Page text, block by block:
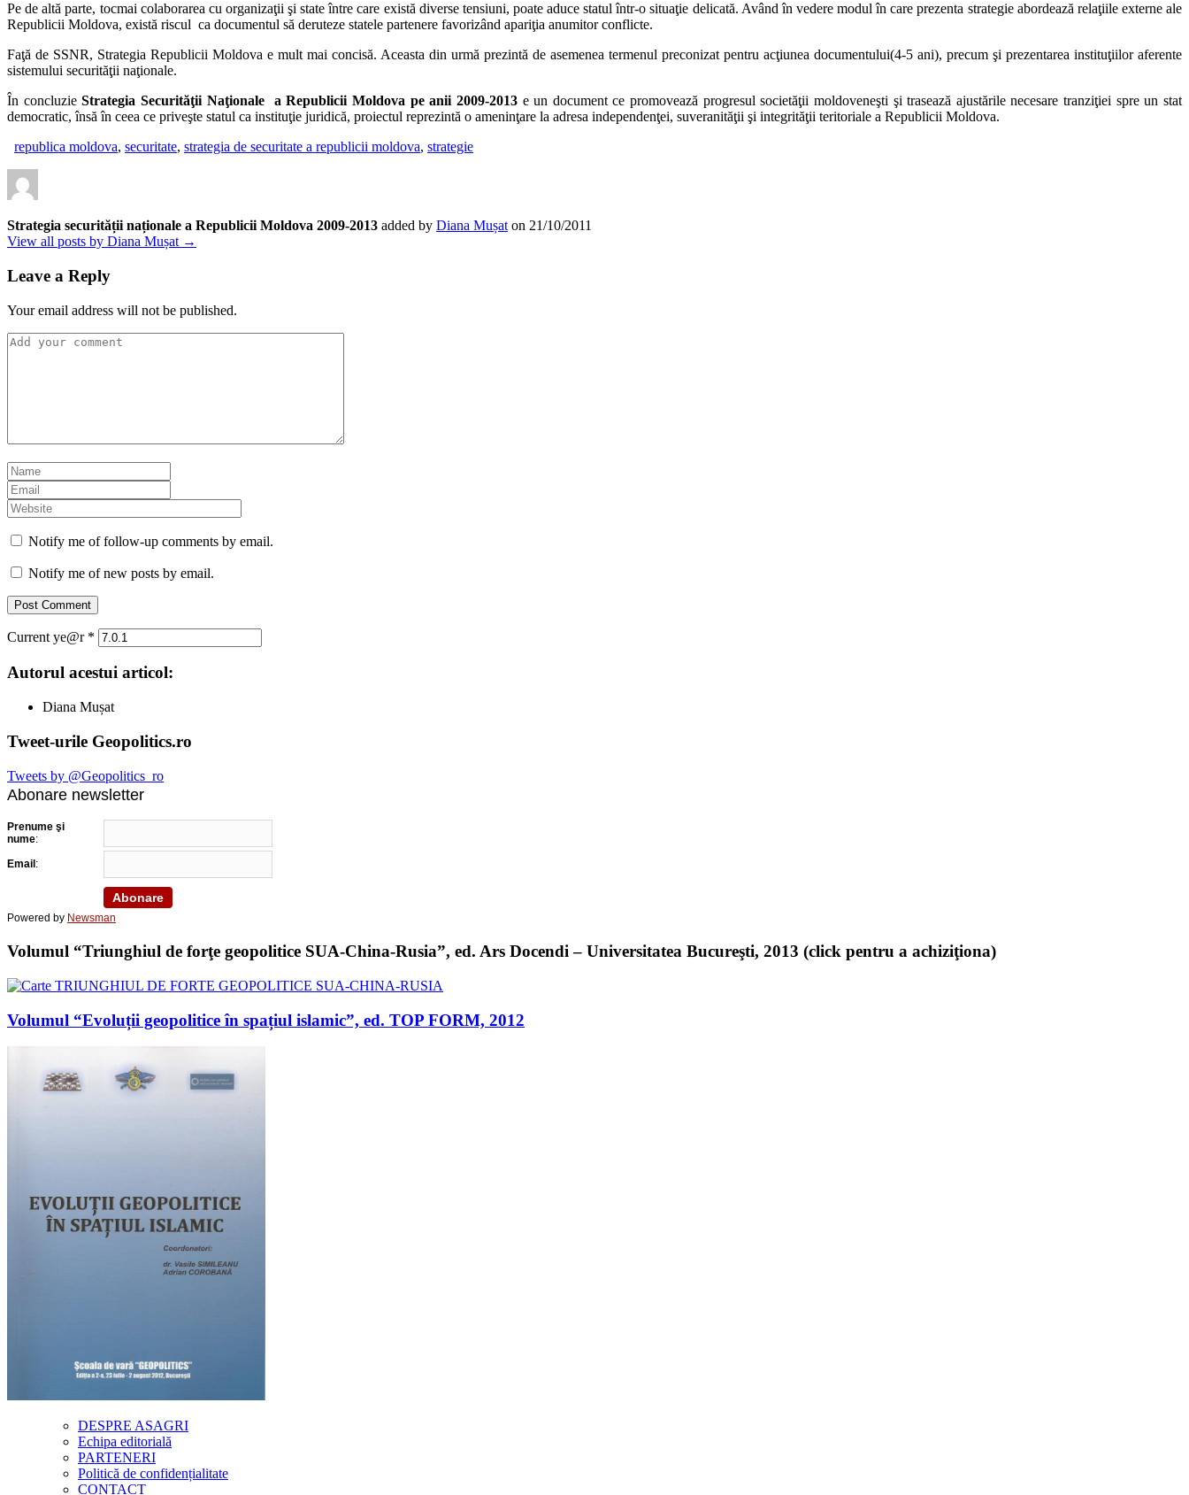
Pe de altă parte, tocmai colaborarea cu organizaţii şi state între care există diverse tensiuni, poate aduce statul într-o situaţie delicată. Având în vedere modul în care prezenta strategie abordează relaţiile externe ale
Republicii Moldova, există riscul ca documentul să deruteze statele partenere favorizând apariţia anumitor conflicte.
Faţă de SSNR, Strategia Republicii Moldova e mult mai concisă. Aceasta din urmă prezintă de asemenea termenul preconizat pentru acţiunea documentului(4-5 ani), precum şi prezentarea instituţiilor aferente
sistemului securităţii naţionale.
În concluzieStrategia Securităţii Naţionale a Republicii Moldova pe anii 2009-2013 e un document ce promovează progresul societăţii moldoveneşti şi trasează ajustările necesare tranziţiei spre un stat
democratic, însă în ceea ce priveşte statul ca instituţie juridică, proiectul reprezintă o ameninţare la adresa independenţei, suveranităţii şi integrităţii teritoriale a Republicii Moldova.
republica moldova, securitate, strategia de securitate a republicii moldova, strategie
Strategia securității naționale a Republicii Moldova 2009-2013 added by Diana Mușat on 21/10/2011
View all posts by Diana Mușat →
Leave a Reply
Your email address will not be published.
Notify me of follow-up comments by email.
Notify me of new posts by email.
Current ye@r *
Autorul acestui articol:
Diana Mușat
Tweet-urile Geopolitics.ro
Tweets by @Geopolitics_ro
Abonare newsletter
Prenume şi
nume:
Email:
Powered by Newsman
Volumul “Triunghiul de forţe geopolitice SUA-China-Rusia”, ed. Ars Docendi – Universitatea Bucureşti, 2013 (click pentru a achiziţiona)
Volumul “Evoluții geopolitice în spațiul islamic”, ed. TOP FORM, 2012
DESPRE ASAGRI
Echipa editorială
PARTENERI
Politică de confidențialitate
CONTACT